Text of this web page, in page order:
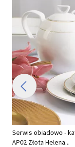
Serwis obiadowo -
AP02 Złota Helena...